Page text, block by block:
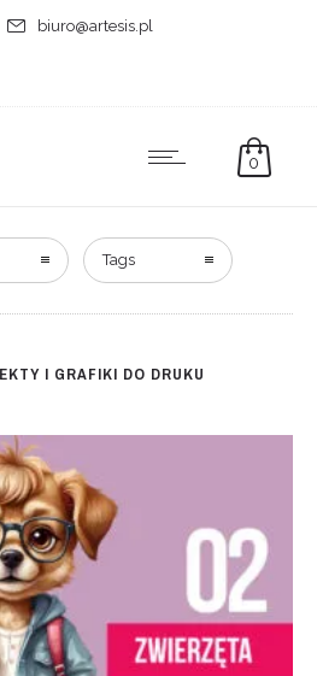
biuro@artesis.pl
0
Tags
I GRAFIKI DO DRUKU